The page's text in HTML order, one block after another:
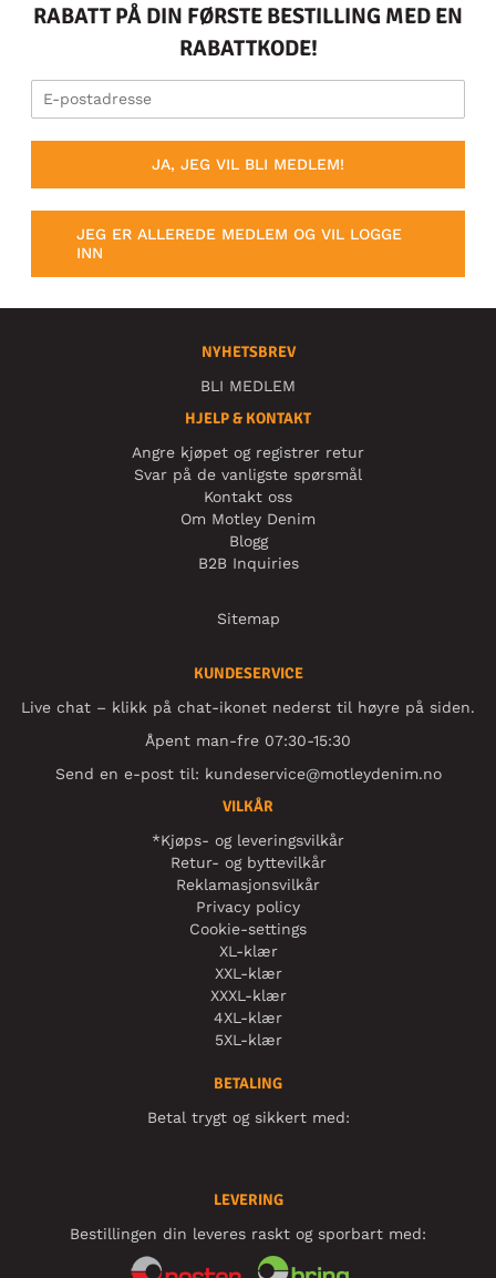
RABATT PÅ DIN FØRSTE BESTILLING MED EN
RABATTKODE!
JA, JEG VIL BLI MEDLEM!
JEG ER ALLEREDE MEDLEM OG VIL LOGGE
INN
NYHETSBREV
BLI MEDLEM
HJELP & KONTAKT
Angre kjøpet og registrer retur
Svar på de vanligste spørsmål
Kontakt oss
Om Motley Denim
Blogg
B2B Inquiries
Sitemap
KUNDESERVICE
Live chat – klikk på chat-ikonet nederst til høyre på siden.
Åpent man-fre 07:30-15:30
Send en e-post til: kundeservice@motleydenim.no
VILKÅR
*Kjøps- og leveringsvilkår
Retur- og byttevilkår
Reklamasjonsvilkår
Privacy policy
Cookie-settings
XL-klær
XXL-klær
XXXL-klær
4XL-klær
5XL-klær
BETALING
Betal trygt og sikkert med:
LEVERING
Bestillingen din leveres raskt og sporbart med: